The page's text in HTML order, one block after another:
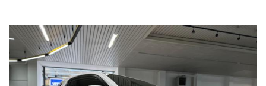
AUTO4YOU PROPONETOYOTA iQ 1.0 CVT ACTIVEcon
81.831Kmpercorsi da 2 proprietari.
Vettura ineccellenti condizioni completa di
idonea a guida daneopatentato.